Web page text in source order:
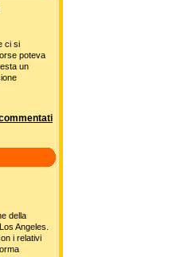
ci si
poteva
un
della
Angeles.
i relativi